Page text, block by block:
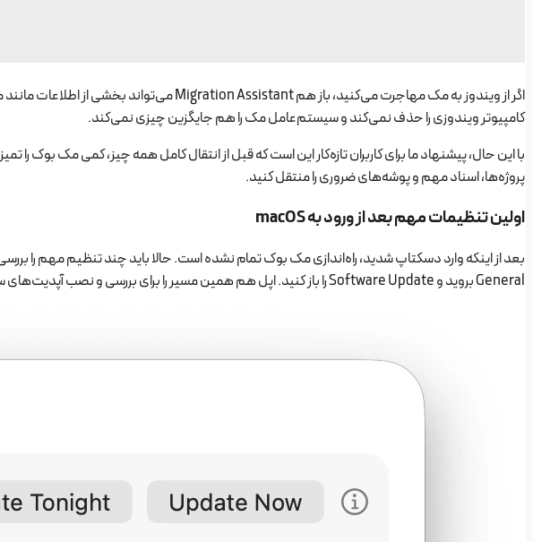
کامپیوتر ویندوزی را حذف نمی‌کند و سیستم‌عامل مک را هم جایگزین چیزی نمی‌کند.
با این حال، پیشنهاد ما برای کاربران تازه‌کار این است که قبل از انتقال کامل همه چیز، کمی مک بوک
پروژه‌ها، اسناد مهم و پوشه‌های ضروری را منتقل کنید.
اولین تنظیمات مهم بعد از ورود به macOS
General بروید و Software Update را باز کنید. اپل هم همین مسیر را برای بررسی و نصب آپدیت‌های سازگار با مدل مک پیشنهاد می‌کند. قبل از نصب آپدیت‌های بزرگ، بهتر است از اطلاعات مهم خود بکاپ داشته باشید.